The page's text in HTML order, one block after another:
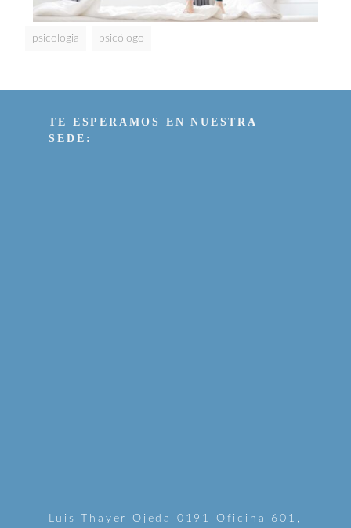
psicologia psicólogo
TE ESPERAMOS EN NUESTRA
SEDE:
Luis Thayer Ojeda 0191 Oficina 601,